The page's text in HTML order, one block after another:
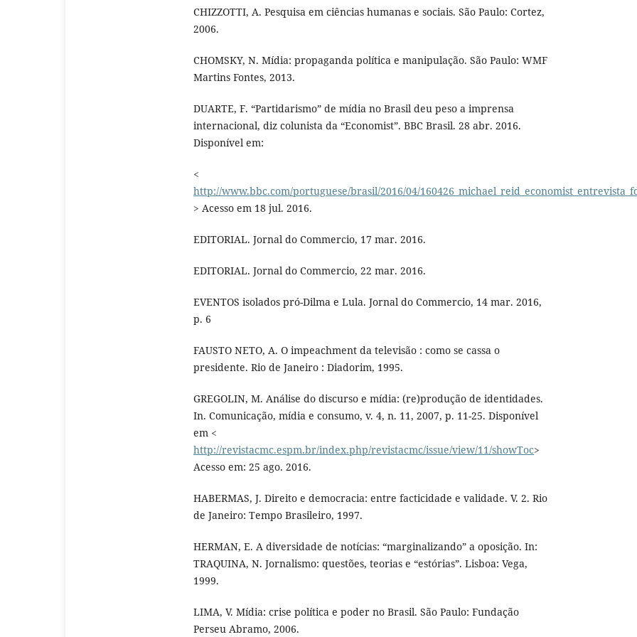
CHIZZOTTI, A. Pesquisa em ciências humanas e sociais. São Paulo: Cortez,
2006.
CHOMSKY, N. Mídia: propaganda política e manipulação. São Paulo: WMF
Martins Fontes, 2013.
DUARTE, F. “Partidarismo” de mídia no Brasil deu peso a imprensa
internacional, diz colunista da “Economist”. BBC Brasil. 28 abr. 2016.
Disponível em:
<
http://www.bbc.com/portuguese/brasil/2016/04/
> Acesso em 18 jul. 2016.
EDITORIAL. Jornal do Commercio, 17 mar. 2016.
EDITORIAL. Jornal do Commercio, 22 mar. 2016.
EVENTOS isolados pró-Dilma e Lula. Jornal do Commercio, 14 mar. 2016,
p. 6
FAUSTO NETO, A. O impeachment da televisão : como se cassa o
presidente. Rio de Janeiro : Diadorim, 1995.
GREGOLIN, M. Análise do discurso e mídia: (re)produção de identidades.
In. Comunicação, mídia e consumo, v. 4, n. 11, 2007, p. 11-25. Disponível
em <
http://revistacmc.espm.br/index.php/revistacmc/issue/view/11/showToc>
Acesso em: 25 ago. 2016.
HABERMAS, J. Direito e democracia: entre facticidade e validade. V. 2. Rio
de Janeiro: Tempo Brasileiro, 1997.
HERMAN, E. A diversidade de notícias: “marginalizando” a oposição. In:
TRAQUINA, N. Jornalismo: questões, teorias e “estórias”. Lisboa: Vega,
1999.
LIMA, V. Mídia: crise política e poder no Brasil. São Paulo: Fundação
Perseu Abramo, 2006.